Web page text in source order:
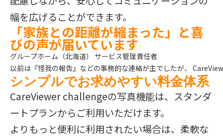
幅を広げることができます。
「家族との距離が縮まった」と喜
びの声が届いています
グループホーム（北海道） サービス管理責任者
以前は『怪我の報告』などの事務的な連絡が主でしたが、
シンプルでお求めやすい料金体系
CareViewer challengeの写真機能は、スタンダ
ートプランからご利用いただけます。
よりもっと便利に利用されたい場合は、柔軟な